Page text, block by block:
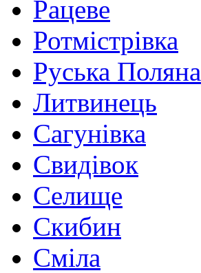
Рацеве
Ротмістрівка
Руська Поляна
Литвинець
Сагунівка
Свидівок
Селище
Скибин
Сміла